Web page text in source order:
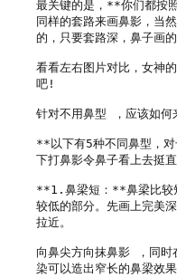
最关键的是，**你们都按
同样的套路来画鼻影，当
的，只要套路深，鼻子画
看看左右图片对比，女神
吧!
针对不用鼻型 ，应该如何
**以下有5种不同鼻型，
下打鼻影令鼻子看上去挺
**1.鼻梁短：**鼻梁比较
较低的部分。先画上完美
拉近。
向鼻尖方向抹鼻影 ，同时
染可以造出窄长的鼻梁效果